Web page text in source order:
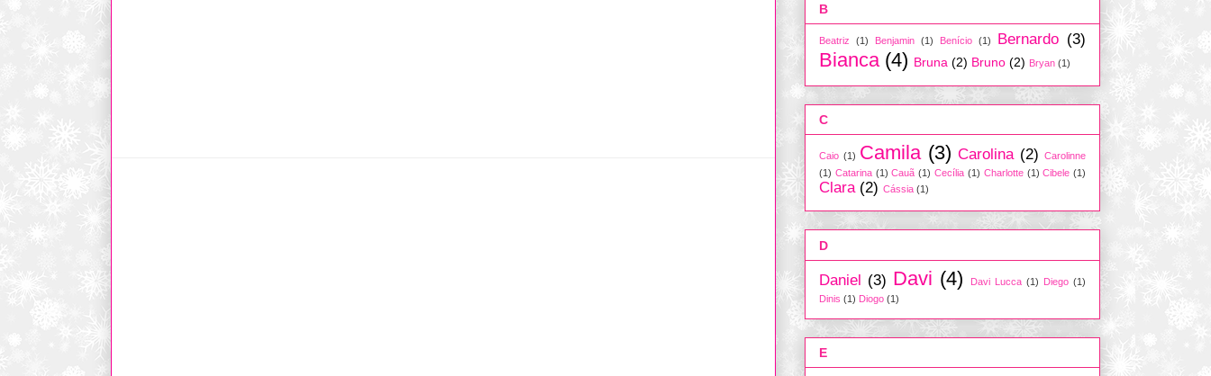
B
Beatriz (1) Benjamin (1) Benício (1) Bernardo (3)
Bianca (4) Bruna (2) Bruno (2) Bryan (1)
C
Caio (1) Camila (3) Carolina (2) Carolinne
(1) Catarina (1) Cauã (1) Cecília (1) Charlotte (1) Cibele (1)
Clara (2) Cássia (1)
D
Daniel (3) Davi (4) Davi Lucca (1) Diego (1)
Dinis (1) Diogo (1)
E